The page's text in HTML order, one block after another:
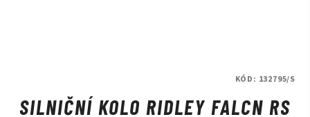
SILNIČNÍ KOLO RIDLEY FALCN RS
KÓD: 132795/S